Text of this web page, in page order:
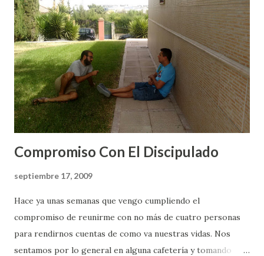
Vida?, pues básicamente eso, la labor de las "mulas" es lo
que intenta hacer un Regla de Vida, mantenernos centrados
durante la travesía de nuestra vida. Al igual que para pasar
el canal, los barcos no necesitan estrictamente que las
"mulas" les ayuden a mantenerse centrados en la esclusa,
igual podrían pasarlo sin ellas, bajo el control ...
Compromiso Con El Discipulado
septiembre 17, 2009
Hace ya unas semanas que vengo cumpliendo el
compromiso de reunirme con no más de cuatro personas
para rendirnos cuentas de como va nuestras vidas. Nos
sentamos por lo general en alguna cafetería y tomando